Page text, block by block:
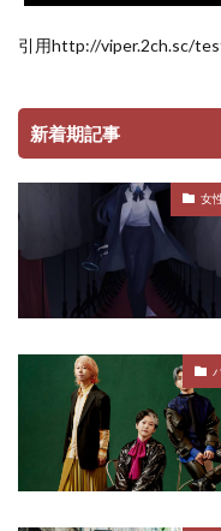
引用http://viper.2ch.sc/
新着期記事
女